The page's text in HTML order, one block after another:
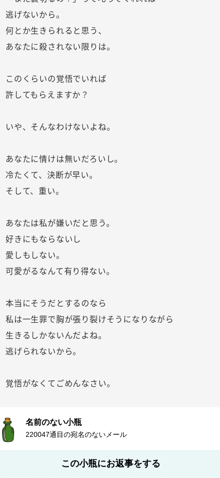
逃げないから。
何とか生きられると思う、
あなたに殺されない限りは。
このくらいの覚悟でいれば
許してもらえますか？
いや、そんなわけないよね。
あなたに情けは無いだろいし。
冷たくて、決断が早い。
そして、重い。
あなたは私が嫌いだと思う。
好きにもならないし
愛しもしない。
可愛がるなんて有り得ない。
本当にそうだとするのなら
私は一生罪で胸が張り裂けそうになりながら
生きるしかないんだよね。
逃げられないから。
覚悟がなくてごめんなさい。
名前のない小瓶
220047通目の宛名のないメール
この小瓶にお返事をする